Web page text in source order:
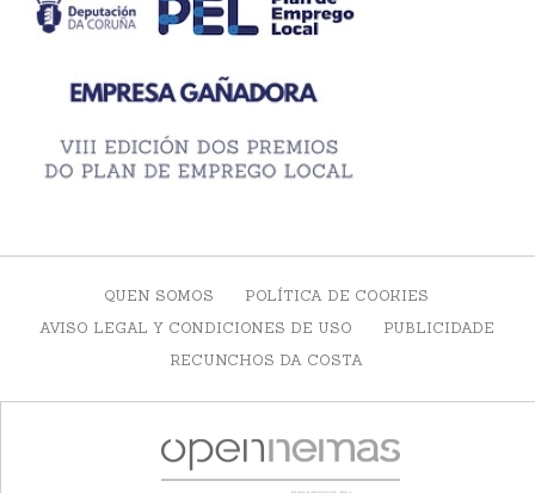
QUEN SOMOS
POLÍTICA DE COOKIES
AVISO LEGAL Y CONDICIONES DE USO
PUBLICIDADE
RECUNCHOS DA COSTA